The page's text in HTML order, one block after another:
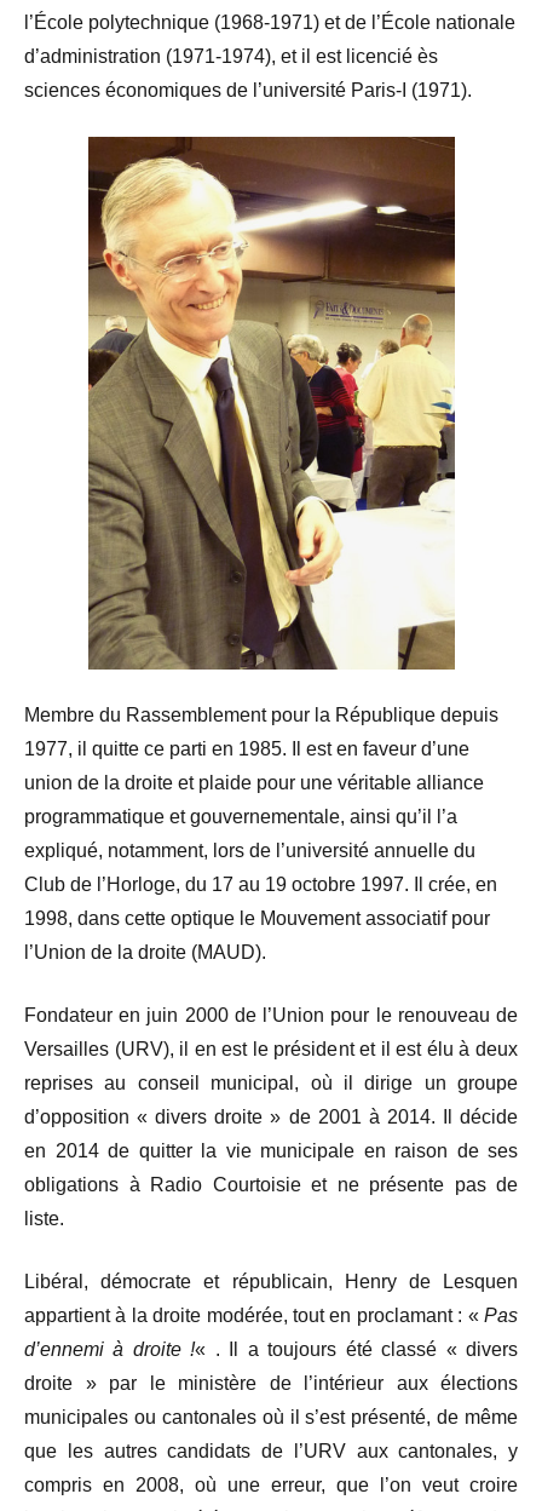
l’École polytechnique (1968-1971) et de l’École nationale
d’administration (1971-1974), et il est licencié ès
sciences économiques de l’université Paris-I (1971).
Membre du Rassemblement pour la République depuis
1977, il quitte ce parti en 1985. Il est en faveur d’une
union de la droite et plaide pour une véritable alliance
programmatique et gouvernementale, ainsi qu’il l’a
expliqué, notamment, lors de l’université annuelle du
Club de l’Horloge, du 17 au 19 octobre 1997. Il crée, en
1998, dans cette optique le Mouvement associatif pour
l’Union de la droite (MAUD).
Fondateur en juin 2000 de l’Union pour le renouveau de
Versailles (URV), il en est le président et il est élu à deux
reprises au conseil municipal, où il dirige un groupe
d’opposition « divers droite » de 2001 à 2014. Il décide
en 2014 de quitter la vie municipale en raison de ses
obligations à Radio Courtoisie et ne présente pas de
liste.
Libéral, démocrate et républicain, Henry de Lesquen
appartient à la droite modérée, tout en proclamant : « Pas
d’ennemi à droite !« . Il a toujours été classé « divers
droite » par le ministère de l’intérieur aux élections
municipales ou cantonales où il s’est présenté, de même
que les autres candidats de l’URV aux cantonales, y
compris en 2008, où une erreur, que l’on veut croire